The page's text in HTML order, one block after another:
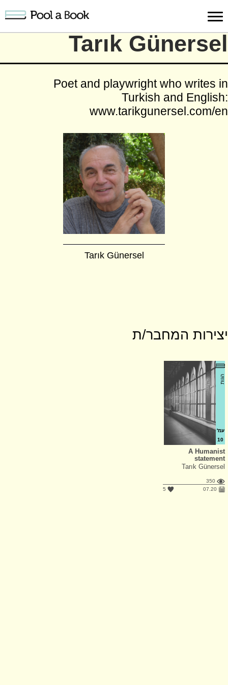
כניסה למערכת
פרסום
יצירה
חיפוש
יצירה
הרשמה עלינו
תמיכה
והדרכה
Tarık Günersel
Poet and playwright who writes in
Turkish and English:
www.tarikgunersel.com/en
Tarık Günersel
יצירות המחבר/ת
הגות
עמ'
10
A Humanist
statement
Tarık Günersel
350
07.20
5